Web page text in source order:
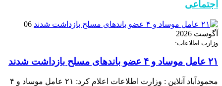
اجتماعی
06
آگوست 2026
وزارت اطلاعات:
۲۱ عامل موساد و ۴ عضو باند‌های مسلح بازداشت شدند
محمودآباد آنلاین : وزارت اطلاعات اعلام کرد: ۲۱ عامل موساد و ۴